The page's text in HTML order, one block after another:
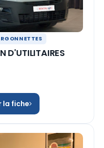
D'UTILITAIRES
la fiche